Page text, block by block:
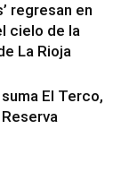
regresan en
cielo de la
La Rioja
El Terco,